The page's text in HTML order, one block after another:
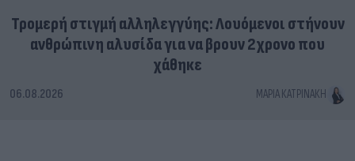
Τρομερή στιγμή αλληλεγγύης: Λουόμενοι στήνουν
ανθρώπινη αλυσίδα για να βρουν 2χρονο που
χάθηκε
06.08.2026 ΜΑΡΊΑ ΚΑΤΡΙΝΆΚΗ